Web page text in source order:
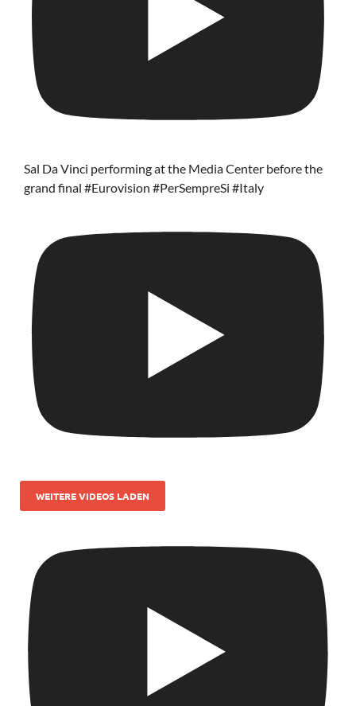
Sal Da Vinci performing at the Media Center before the
grand final #Eurovision #PerSempreSi #Italy
WEITERE VIDEOS LADEN